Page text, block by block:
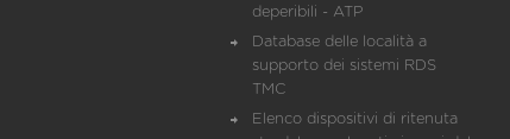
deperibili - ATP
Database delle località a
supporto dei sistemi RDS
TMC
Elenco dispositivi di ritenuta